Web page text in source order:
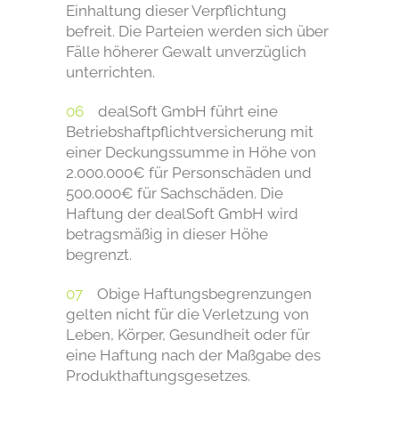
Einhaltung dieser Verpflichtung
befreit. Die Parteien werden sich über
Fälle höherer Gewalt unverzüglich
unterrichten.
dealSoft GmbH führt eine
Betriebshaftpflichtversicherung mit
einer Deckungssumme in Höhe von
2.000.000€ für Personschäden und
500.000€ für Sachschäden. Die
Haftung der dealSoft GmbH wird
betragsmäßig in dieser Höhe
begrenzt.
Obige Haftungsbegrenzungen
gelten nicht für die Verletzung von
Leben, Körper, Gesundheit oder für
eine Haftung nach der Maßgabe des
Produkthaftungsgesetzes.